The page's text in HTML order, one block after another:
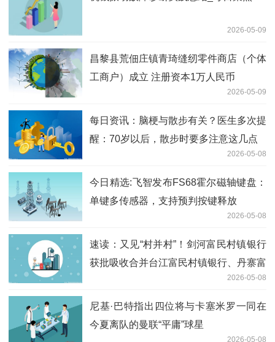
2026-05-09
昌黎县荒佃庄镇青琦缝纫零件商店（个体
工商户）成立 注册资本1万人民币
2026-05-09
每日资讯：脑梗与散步有关？医生多次提
醒：70岁以后，散步时要多注意这几点
2026-05-08
今日精选:飞智发布FS68霍尔磁轴键盘：
单键多传感器，支持预判按键释放
2026-05-08
速读：又见“村并村”！剑河富民村镇银行
获批吸收合并台江富民村镇银行、丹寨富
2026-05-08
尼基·巴特指出四位将与卡塞米罗一同在
今夏离队的曼联“平庸”球星
2026-05-08